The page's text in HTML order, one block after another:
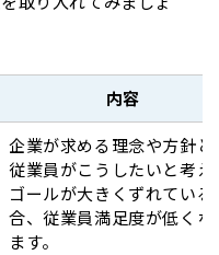
内容
企業が求める理念や方針と
従業員がこうしたいと考え
ゴールが大きくずれている
合、従業員満足度が低くな
ます。